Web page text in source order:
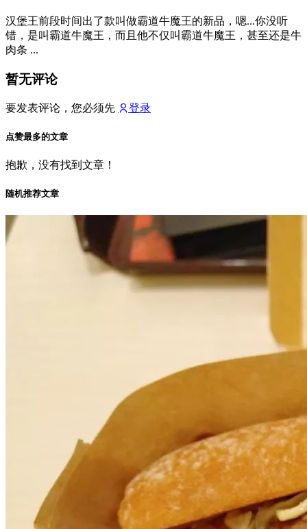
汉堡王前段时间出了款叫做霸道牛魔王的新品，嗯...你没听
错，是叫霸道牛魔王，而且他不仅叫霸道牛魔王，甚至还是牛
肉条 ...
暂无评论
要发表评论，您必须先 登录
点赞最多的文章
抱歉，没有找到文章！
随机推荐文章